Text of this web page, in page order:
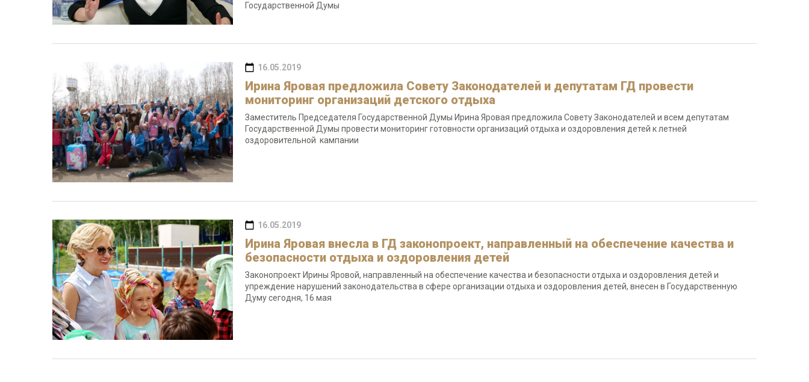
Государственной Думы
16.05.2019
Ирина Яровая предложила Совету Законодателей и депутатам ГД провести
мониторинг организаций детского отдыха
Заместитель Председателя Государственной Думы Ирина Яровая предложила Совету Законодателей и всем депутатам
Государственной Думы провести мониторинг готовности организаций отдыха и оздоровления детей к летней
оздоровительной кампании
16.05.2019
Ирина Яровая внесла в ГД законопроект, направленный на обеспечение качества и
безопасности отдыха и оздоровления детей
Законопроект Ирины Яровой, направленный на обеспечение качества и безопасности отдыха и оздоровления детей и
упреждение нарушений законодательства в сфере организации отдыха и оздоровления детей, внесен в Государственную
Думу сегодня, 16 мая